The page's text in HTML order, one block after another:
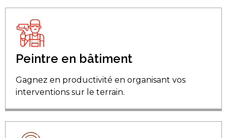
Peintre en bâtiment
Gagnez en productivité en organisant vos
interventions sur le terrain.